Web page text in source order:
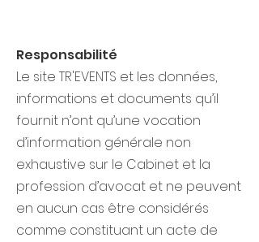
Responsabilité
Le site TR'EVENTS et les données,
informations et documents qu’il
fournit n’ont qu’une vocation
d’information générale non
exhaustive sur le Cabinet et la
profession d’avocat et ne peuvent
en aucun cas être considérés
comme constituant un acte de